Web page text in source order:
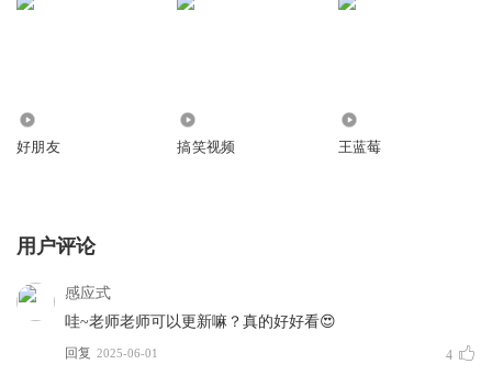
好朋友 搞笑视频 王蓝莓
用户评论
感应式
哇~老师老师可以更新嘛？真的好好看😍
回复 2025-06-01 4